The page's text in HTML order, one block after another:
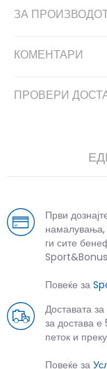
ЗА
КОМЕНТАРИ
ПРОВЕРИ
Први
намалувања,
ги сите
Повеќе за
Доставата
за достава
петок и
Повеќе за